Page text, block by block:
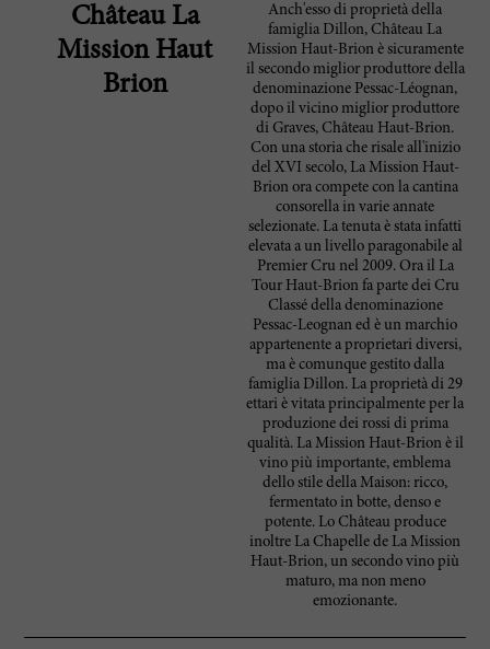
Château La
Mission Haut
Brion
Anch'esso di proprietà della
famiglia Dillon, Château La
Mission Haut-Brion è sicuramente
il secondo miglior produttore della
denominazione Pessac-Léognan,
dopo il vicino miglior produttore
di Graves, Château Haut-Brion.
Con una storia che risale all'inizio
del XVI secolo, La Mission Haut-
Brion ora compete con la cantina
consorella in varie annate
selezionate. La tenuta è stata infatti
elevata a un livello paragonabile al
Premier Cru nel 2009. Ora il La
Tour Haut-Brion fa parte dei Cru
Classé della denominazione
Pessac-Leognan ed è un marchio
appartenente a proprietari diversi,
ma è comunque gestito dalla
famiglia Dillon. La proprietà di 29
ettari è vitata principalmente per la
produzione dei rossi di prima
qualità. La Mission Haut-Brion è il
vino più importante, emblema
dello stile della Maison: ricco,
fermentato in botte, denso e
potente. Lo Château produce
inoltre La Chapelle de La Mission
Haut-Brion, un secondo vino più
maturo, ma non meno
emozionante.